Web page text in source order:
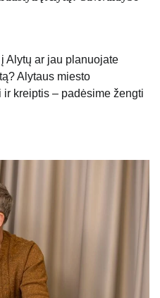
Alytų ar jau planuojate
Alytaus miesto
kreiptis – padėsime žengti